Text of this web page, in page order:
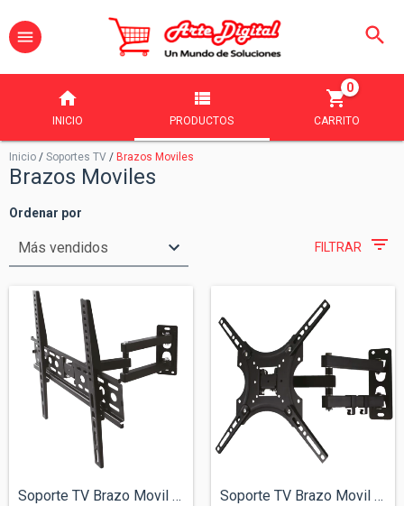
INICIO PRODUCTOS CARRITO
0
Inicio / Soportes TV / Brazos Moviles
Brazos Moviles
Ordenar por
FILTRAR
Soporte TV Brazo Movil Soul de 32" a 55" Soporte TV Brazo Movil Soul de 32" a 55"